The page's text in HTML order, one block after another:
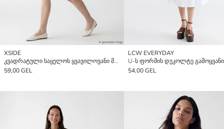
XSIDE
კვადრატული საყელოს ყვავილოვანი მინი კაბა
59,00 GEL
LCW EVERYDAY
54,00 GEL